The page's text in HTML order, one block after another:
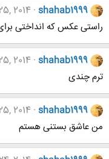
shahab1999
2014
راستی عکس که انداختی
shahab1999
2014
ترم چندی
shahab1999
2014
من عاشق بستنی هستم